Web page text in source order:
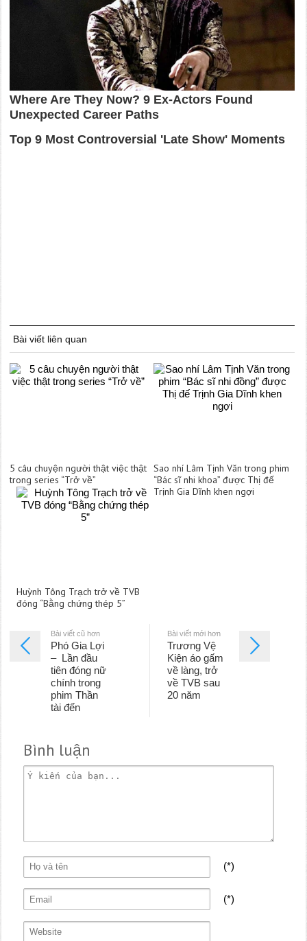
Bài viết liên quan
5 câu chuyện người thật việc thật
trong series “Trở về”
Sao nhí Lâm Tịnh Văn trong phim
“Bác sĩ nhi khoa” được Thị đế
Trịnh Gia Dĩnh khen ngợi
Huỳnh Tông Trạch trở về TVB
đóng “Bằng chứng thép 5”
Bài viết cũ hơn
Phó Gia Lợi
– Lần đầu
tiên đóng nữ
chính trong
phim Thần
tài đến
Bài viết mới hơn
Trương Vệ
Kiện áo gấm
về làng, trở
về TVB sau
20 năm
Bình luận
(*)
(*)